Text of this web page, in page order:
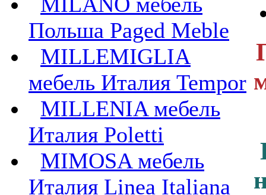
Польша Paged Meble
MILLEMIGLIA
мебель Италия Tempor
MILLENIA мебель
Италия Poletti
MIMOSA мебель
Италия Linea Italiana